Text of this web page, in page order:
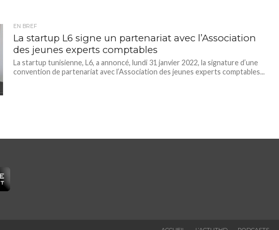
EN BREF
La startup L6 signe un partenariat avec l’Association
des jeunes experts comptables
La startup tunisienne, L6, a annoncé, lundi 31 janvier 2022, la signature d’une
convention de partenariat avec l’Association des jeunes experts comptables...